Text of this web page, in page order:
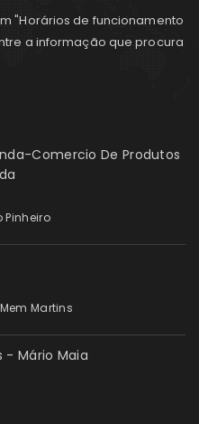
"Horários de funcionamento
a informação que procura
Comercio De Produtos
Martins
- Mário Maia